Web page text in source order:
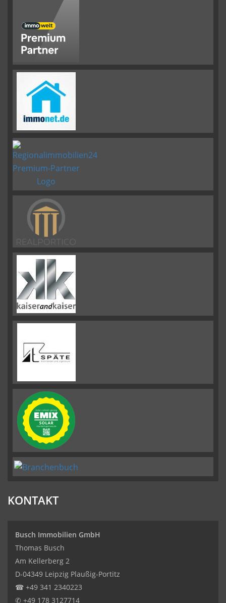
KONTAKT
Busch Immobilien GmbH
Thomas Busch
Am Kellerberg 2
D-04349 Leipzig Plaußig-Portitz
☎ +49 341 2340223
✆ +49 178 3127714